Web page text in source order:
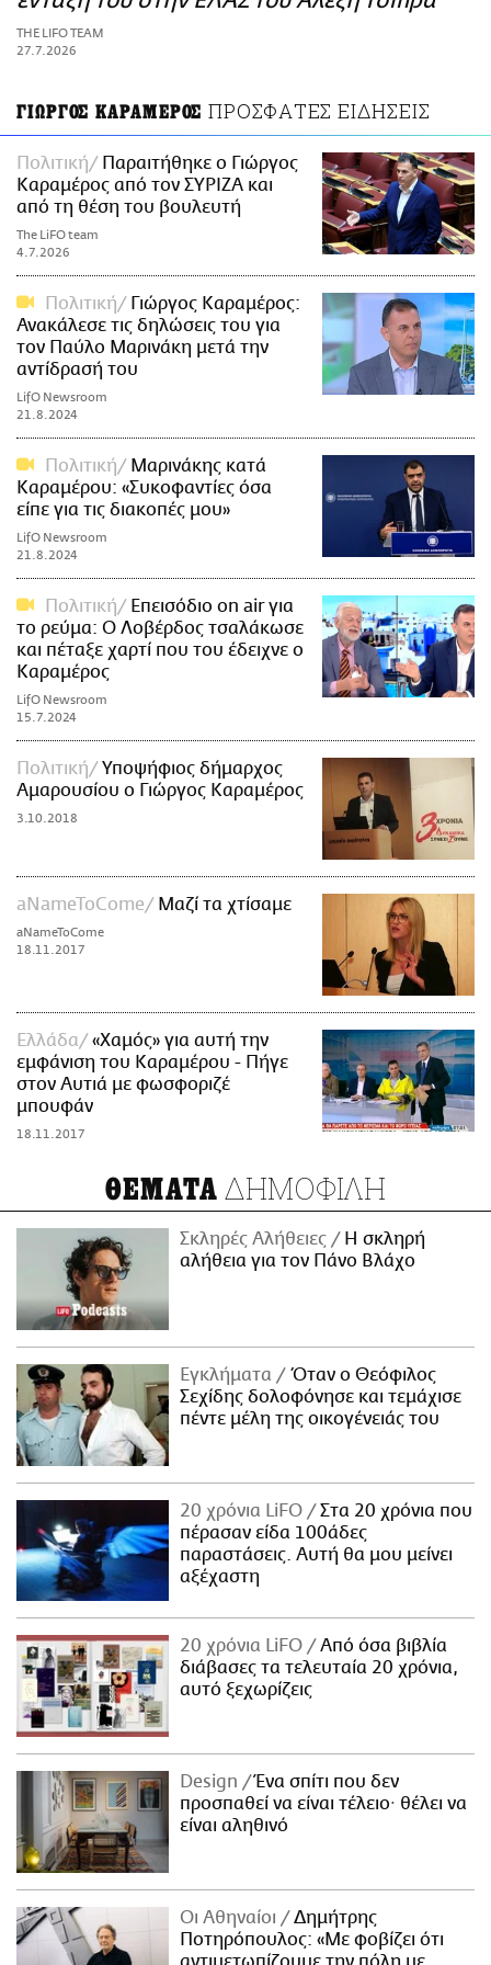
ΑΜΠΑ
PRINT
THE LIFO TEAM
27.7.2026
ΓΙΩΡΓΟΣ ΚΑΡΑΜΕΡΟΣ ΠΡΟΣΦΑΤΕΣ ΕΙΔΗΣΕΙΣ
Πολιτική
Παραιτήθηκε ο Γιώργος
Καραμέρος από τον ΣΥΡΙΖΑ και
από τη θέση του βουλευτή
The LiFO team
4.7.2026
Πολιτική
Γιώργος Καραμέρος:
Ανακάλεσε τις δηλώσεις του για
τον Παύλο Μαρινάκη μετά την
αντίδρασή του
LifO Newsroom
21.8.2024
Πολιτική
Μαρινάκης κατά
Καραμέρου: «Συκοφαντίες όσα
είπε για τις διακοπές μου»
LifO Newsroom
21.8.2024
Πολιτική
Επεισόδιο on air για
το ρεύμα: Ο Λοβέρδος τσαλάκωσε
και πέταξε χαρτί που του έδειχνε ο
Καραμέρος
LifO Newsroom
15.7.2024
Πολιτική
Υποψήφιος δήμαρχος
Αμαρουσίου ο Γιώργος Καραμέρος
3.10.2018
aNameToCome Μαζί τα χτίσαμε
aNameToCome
18.11.2017
Ελλάδα
«Χαμός» για αυτή την
εμφάνιση του Καραμέρου - Πήγε
στον Αυτιά με φωσφοριζέ
μπουφάν
18.11.2017
ΘΕΜΑΤΑ ΔΗΜΟΦΙΛΗ
Σκληρές Αλήθειες
H σκληρή
αλήθεια για τον Πάνο Βλάχο
Εγκλήματα
Όταν ο Θεόφιλος
Σεχίδης δολοφόνησε και τεμάχισε
πέντε μέλη της οικογένειάς του
20 χρόνια LiFO
Στα 20 χρόνια που
πέρασαν είδα 100άδες
παραστάσεις. Αυτή θα μου μείνει
αξέχαστη
20 χρόνια LiFO
Από όσα βιβλία
διάβασες τα τελευταία 20 χρόνια,
αυτό ξεχωρίζεις
Design
Ένα σπίτι που δεν
προσπαθεί να είναι τέλειο· θέλει να
είναι αληθινό
Οι Αθηναίοι
Δημήτρης
Ποτηρόπουλος: «Με φοβίζει ότι